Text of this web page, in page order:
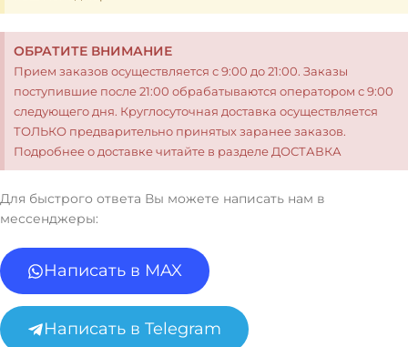
ОБРАТИТЕ ВНИМАНИЕ
Прием заказов осуществляется с 9:00 до 21:00. Заказы
поступившие после 21:00 обрабатываются оператором с 9:00
следующего дня. Круглосуточная доставка осуществляется
ТОЛЬКО предварительно принятых заранее заказов.
Подробнее о доставке читайте в разделе ДОСТАВКА
Для быстрого ответа Вы можете написать нам в
мессенджеры:
Написать в MAX
Написать в Telegram